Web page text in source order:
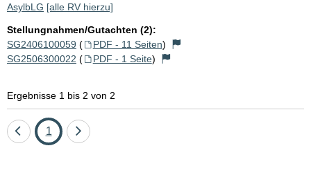
AsylbLG [alle RV hierzu]
Stellungnahmen/Gutachten (2):
SG2406100059 ( PDF - 11 Seiten)
SG2506300022 ( PDF - 1 Seite)
Ergebnisse 1 bis 2 von 2
EineSeite
1
Eine